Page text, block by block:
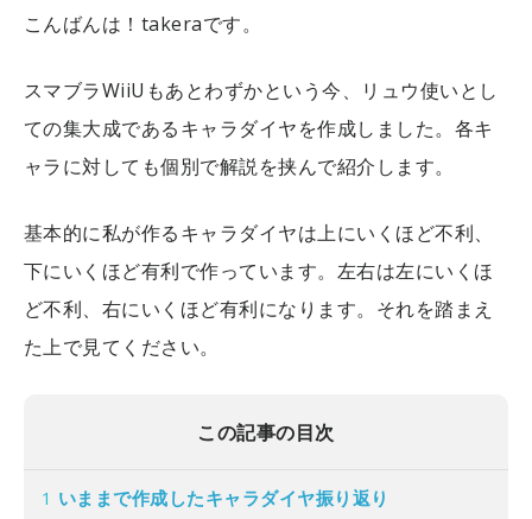
こんばんは！takeraです。
スマブラWiiUもあとわずかという今、リュウ使いとし
ての集大成であるキャラダイヤを作成しました。各キ
ャラに対しても個別で解説を挟んで紹介します。
基本的に私が作るキャラダイヤは上にいくほど不利、
下にいくほど有利で作っています。左右は左にいくほ
ど不利、右にいくほど有利になります。それを踏まえ
た上で見てください。
この記事の目次
1 いままで作成したキャラダイヤ振り返り